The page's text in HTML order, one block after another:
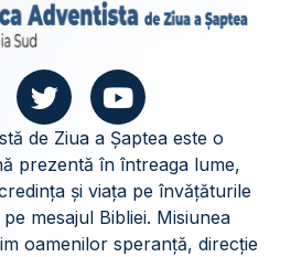
de Ziua a Șaptea este o
prezentă în întreaga lume,
și viața pe învățăturile
mesajul Bibliei. Misiunea
oamenilor speranță, direcție